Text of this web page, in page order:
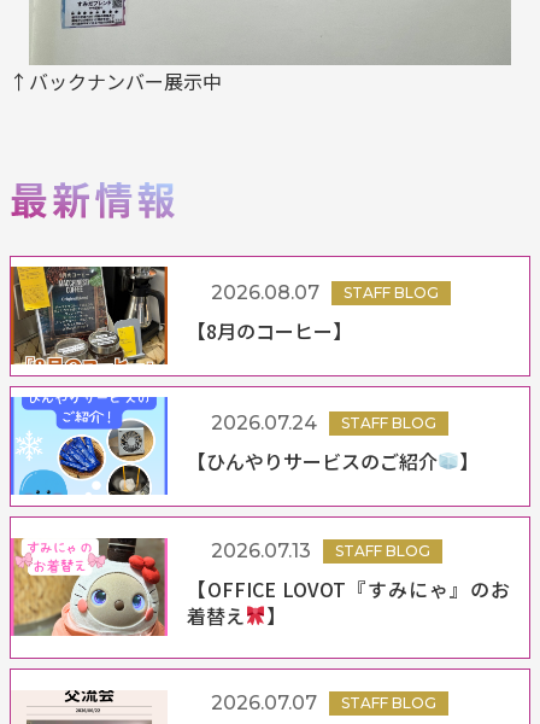
↑バックナンバー展示中
【8月のコーヒー】
2026.08.07 STAFF BLOG
【ひんやりサービスのご紹介 】
2026.07.24 STAFF BLOG
【OFFICE LOVOT『すみにゃ』のお
着替え
】
2026.07.13 STAFF BLOG
2026.07.07 STAFF BLOG